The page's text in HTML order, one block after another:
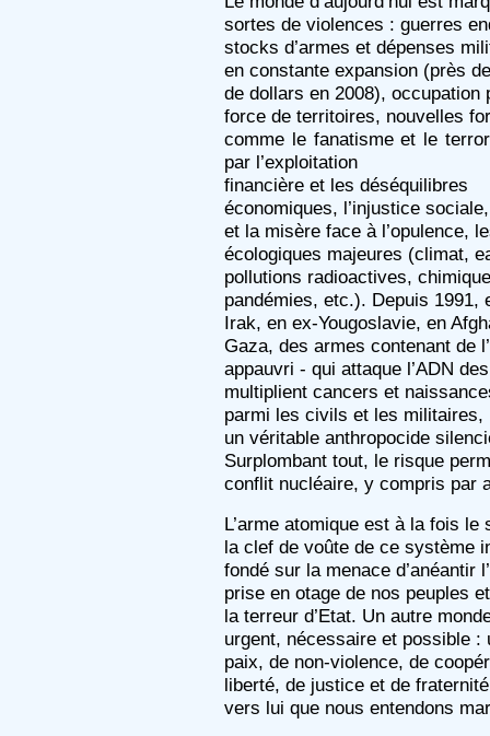
sortes de violences : guerres
stocks d’armes et dépenses
en constante expansion (près
de dollars en 2008), occupation
force de territoires, nouvelles
comme le fanatisme et le
par l’exploitation
financière et les déséquilibres
économiques, l’injustice
et la misère face à l’opulence,
écologiques majeures (climat,
pollutions radioactives,
pandémies, etc.). Depuis 1991,
Irak, en ex-Yougoslavie, en
Gaza, des armes contenant de
appauvri - qui attaque l’ADN
multiplient cancers et
parmi les civils et les militaires,
un véritable anthropocide
Surplombant tout, le risque
conflit nucléaire, y compris par
L’arme atomique est à la fois le
la clef de voûte de ce système
fondé sur la menace d’anéantir
prise en otage de nos peuples
la terreur d’Etat. Un autre
urgent, nécessaire et possible :
paix, de non-violence, de
liberté, de justice et de
vers lui que nous entendons